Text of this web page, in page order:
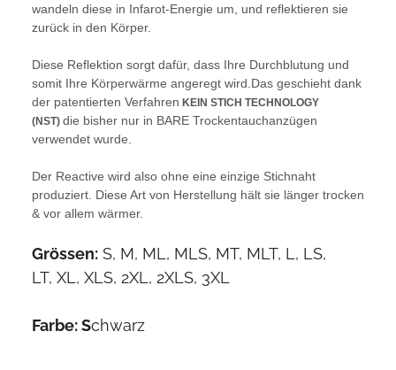
wandeln diese in Infarot-Energie um, und reflektieren sie
zurück in den Körper.
Diese Reflektion sorgt dafür, dass Ihre Durchblutung und
somit Ihre Körperwärme angeregt wird.Das geschieht dank
der patentierten Verfahren KEIN STICH TECHNOLOGY
(NST) die bisher nur in BARE Trockentauchanzügen
verwendet wurde.
Der Reactive wird also ohne eine einzige Stichnaht
produziert. Diese Art von Herstellung hält sie länger trocken
& vor allem wärmer.
Grössen: S, M, ML, MLS, MT, MLT, L, LS,
LT, XL, XLS, 2XL, 2XLS, 3XL
Farbe:Schwarz